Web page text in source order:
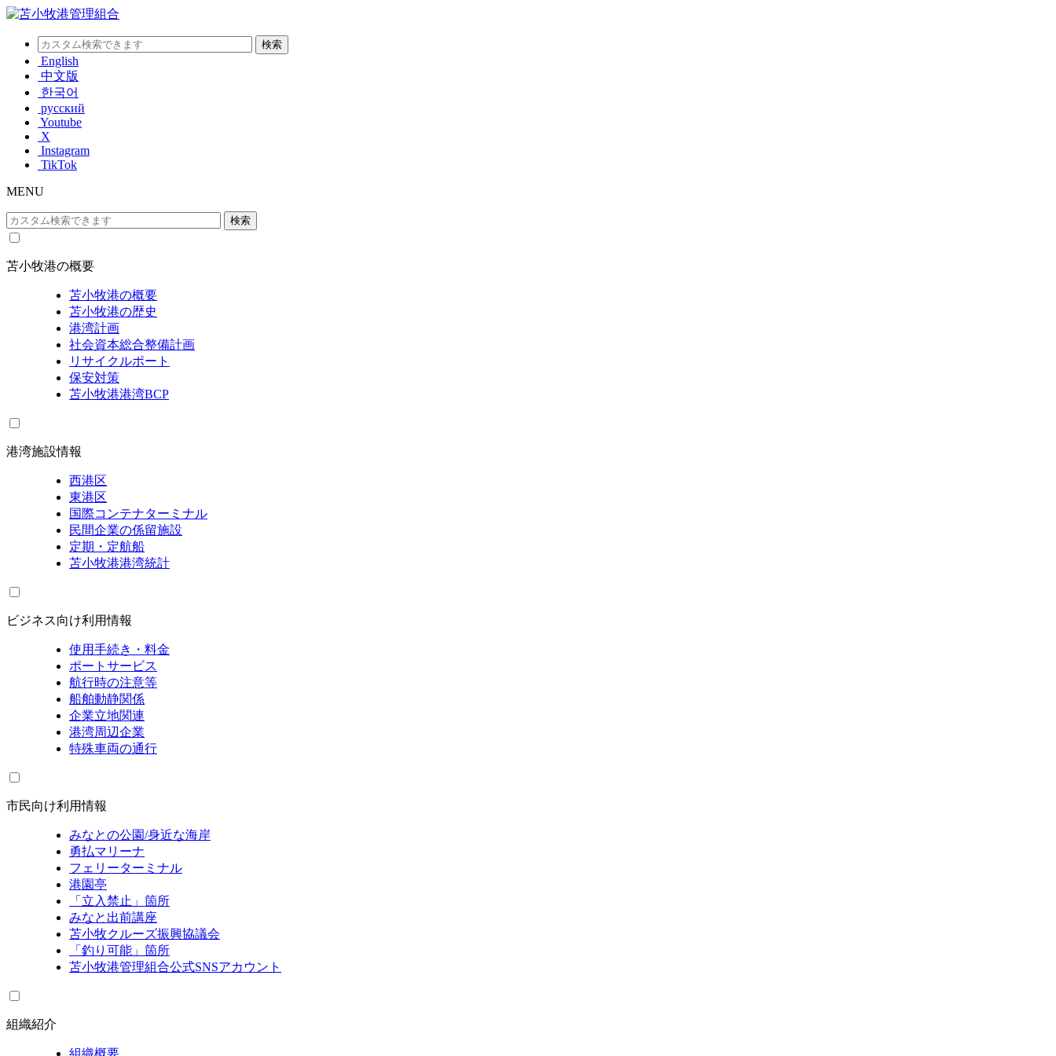
English
中文版
한국어
русский
Youtube
X
Instagram
TikTok
MENU
苫小牧港の概要
苫小牧港の概要
苫小牧港の歴史
港湾計画
社会資本総合整備計画
リサイクルポート
保安対策
苫小牧港港湾BCP
港湾施設情報
西港区
東港区
国際コンテナターミナル
民間企業の係留施設
定期・定航船
苫小牧港港湾統計
ビジネス向け利用情報
使用手続き・料金
ポートサービス
航行時の注意等
船舶動静関係
企業立地関連
港湾周辺企業
特殊車両の通行
市民向け利用情報
みなとの公園/身近な海岸
勇払マリーナ
フェリーターミナル
港園亭
「立入禁止」箇所
みなと出前講座
苫小牧クルーズ振興協議会
「釣り可能」箇所
苫小牧港管理組合公式SNSアカウント
組織紹介
組織概要